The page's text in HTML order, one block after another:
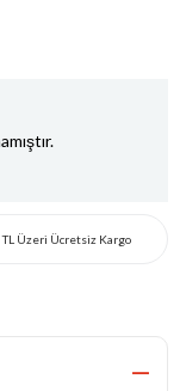
Üzeri Ücretsiz Kargo